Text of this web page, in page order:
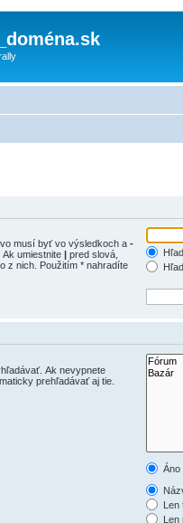
musí byť vo výsledkoch a -
umiestnite | pred slová,
z nich. Použitím * nahradíte
Ak nevypnete
prehľadávať aj tie.
Áno
Len
Len